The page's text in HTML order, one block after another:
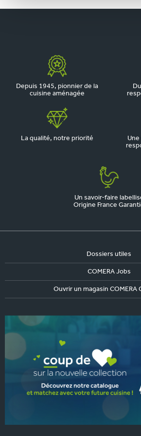
Depuis 1945, pionnier de la
cuisine aménagée
La qualité, notre priorité
Un savoir-faire
Origine France
Dossiers utiles
COMERA Jobs
Ouvrir un magasin COMERA